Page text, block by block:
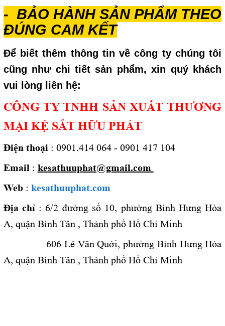
- BẢO HÀNH SẢN PHẨM THEO
ĐÚNG CAM KẾT
Để biết thêm thông tin về công ty chúng tôi
cũng như chi tiết sản phẩm, xin quý khách
vui lòng liên hệ:
CÔNG TY TNHH SẢN XUẤT THƯƠNG
MẠI KỆ SẮT HỮU PHÁT
Điện thoại : 0901.414 064 - 0901 417 104
Email : kesathuuphat@gmail.com
Web : kesathuuphat.com
Địa chỉ : 6/2 đường số 10, phường Bình Hưng Hòa
A, quận Bình Tân , Thành phố Hồ Chí Minh
606 Lê Văn Quới, phường Bình Hưng Hòa
A, quận Bình Tân , Thành phố Hồ Chí Minh